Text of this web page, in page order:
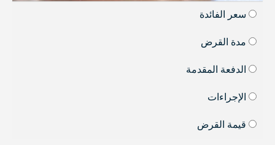
سعر الفائدة
مدة القرض
الدفعة المقدمة
الإجراءات
قيمة القرض